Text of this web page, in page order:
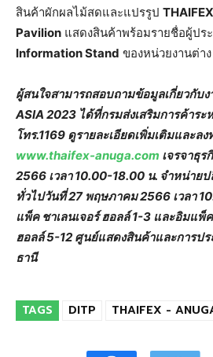
สินค้าผักผลไม้สดและแปรรูป
Pavilion แสดงสินค้าพร้อมรายชื่อผู้ปร
Information Stand ของหน่วยงานต่าง
ผู้สนใจสามารถสอบถามข้อมูลเกี่ยวกับง
ASIA 2023 ได้ที่กรมส่งเสริมการค้าระ
โทร.1169 ดูรายละเอียดเพิ่มเติมและล
www.thaifex-anuga.com เจรจาธุ
2566 เวลา 10.00-18.00 น. จำหน่าย
ทั่วไปวันที่ 27 พฤษภาคม 2566 เวลา
แพ็ค ชาเลนเจอร์ ฮอลล์ 1-3 และอิมแพ็
ฮอลล์ 5-12 ศูนย์แสดงสินค้าและการป
ธานี
TAGS DITP THAIFEX -